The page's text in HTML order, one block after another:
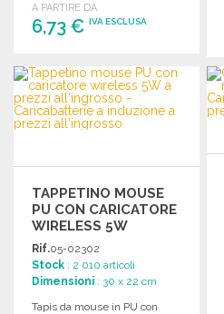
singolarmente.
A PARTIRE DA
6,73 € IVA ESCLUSA
ORDINARE
Richiedi un preventivo
TAPPETINO MOUSE
PU CON CARICATORE
WIRELESS 5W
Rif.05-02302
Stock : 2 010 articoli
Dimensioni : 30 x 22 cm
Tapis da mouse in PU con